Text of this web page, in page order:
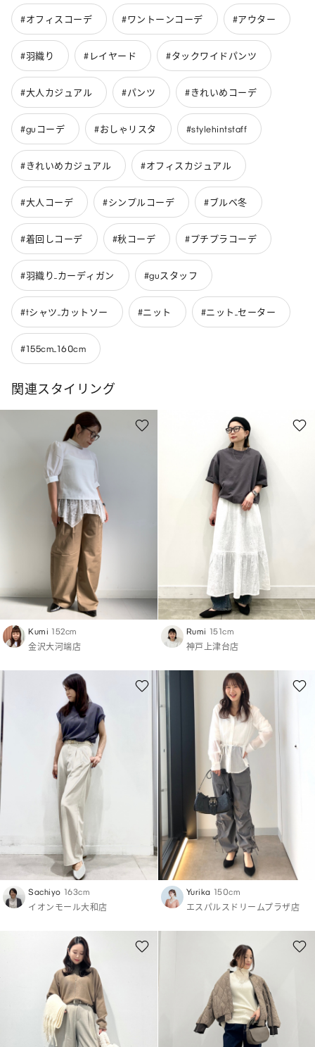
#オフィスコーデ #ワントーンコーデ #アウター
#羽織り #レイヤード #タックワイドパンツ
#大人カジュアル #パンツ #きれいめコーデ
#guコーデ #おしゃリスタ #stylehintstaff
#きれいめカジュアル #オフィスカジュアル
#大人コーデ #シンプルコーデ #ブルベ冬
#着回しコーデ #秋コーデ #プチプラコーデ
#羽織り_カーディガン #guスタッフ
#tシャツ_カットソー #ニット #ニット_セーター
#155cm_160cm
関連スタイリング
Kumi 152cm
金沢大河端店
Rumi 151cm
神戸上津台店
Sachiyo 163cm
イオンモール大和店
Yurika 150cm
エスパルスドリームプラザ店